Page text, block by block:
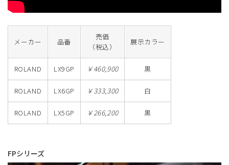
メーカー 品番
売価
（税込）
展示カラー
ROLAND LX9GP ￥460,900 黒
ROLAND LX6GP ￥333,300 白
ROLAND LX5GP ￥266,200 黒
FPシリーズ